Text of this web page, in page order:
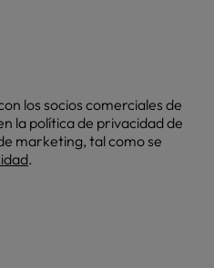
los socios comerciales de
la política de privacidad de
marketing, tal como se
.